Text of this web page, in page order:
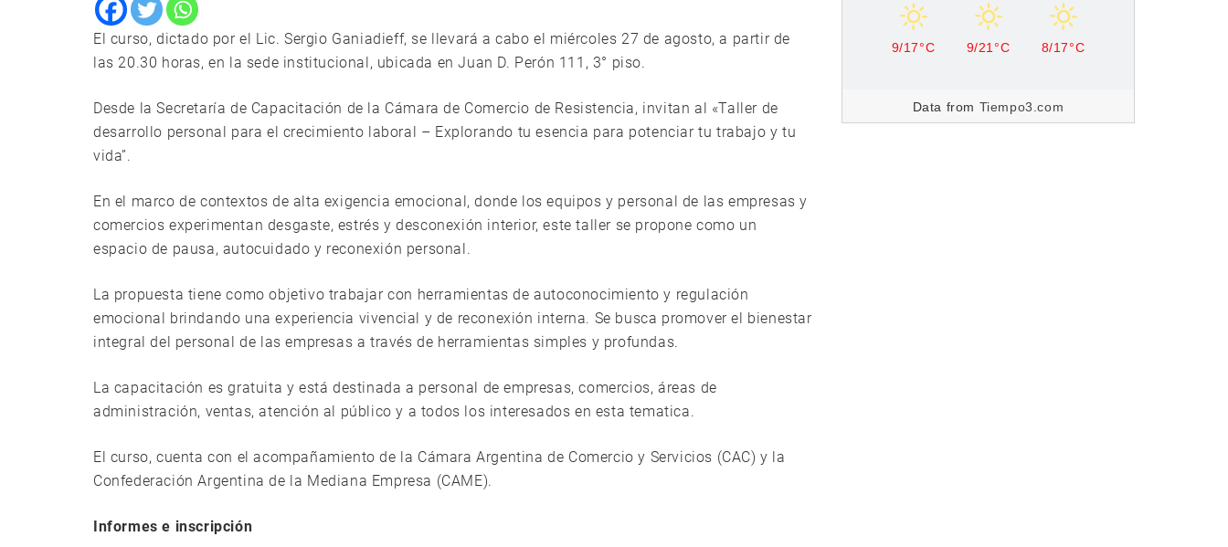
El curso, dictado por el Lic. Sergio Ganiadieff, se llevará a cabo el miércoles 27 de agosto, a partir de
las 20.30 horas, en la sede institucional, ubicada en Juan D. Perón 111, 3° piso.
Desde la Secretaría de Capacitación de la Cámara de Comercio de Resistencia, invitan al «Taller de
desarrollo personal para el crecimiento laboral – Explorando tu esencia para potenciar tu trabajo y tu
vida”.
En el marco de contextos de alta exigencia emocional, donde los equipos y personal de las empresas y
comercios experimentan desgaste, estrés y desconexión interior, este taller se propone como un
espacio de pausa, autocuidado y reconexión personal.
La propuesta tiene como objetivo trabajar con herramientas de autoconocimiento y regulación
emocional brindando una experiencia vivencial y de reconexión interna. Se busca promover el bienestar
integral del personal de las empresas a través de herramientas simples y profundas.
La capacitación es gratuita y está destinada a personal de empresas, comercios, áreas de
administración, ventas, atención al público y a todos los interesados en esta tematica.
El curso, cuenta con el acompañamiento de la Cámara Argentina de Comercio y Servicios (CAC) y la
Confederación Argentina de la Mediana Empresa (CAME).
Informes e inscripción
9/17°C 9/21°C 8/17°C
Data from Tiempo3.com